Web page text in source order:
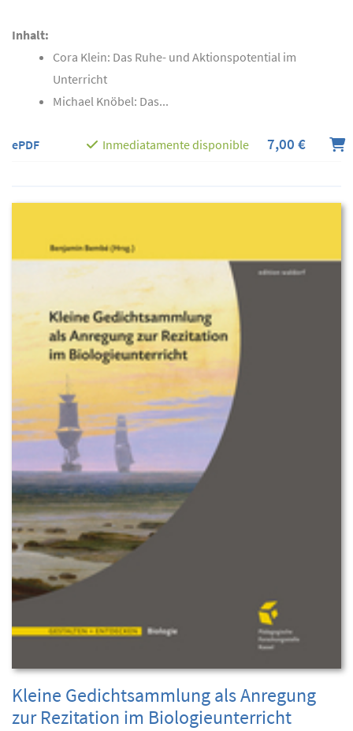
Inhalt:
Cora Klein: Das Ruhe- und Aktionspotential im
Unterricht
Michael Knöbel: Das...
ePDF Inmediatamente disponible 7,00 €
Kleine Gedichtsammlung als Anregung
zur Rezitation im Biologieunterricht